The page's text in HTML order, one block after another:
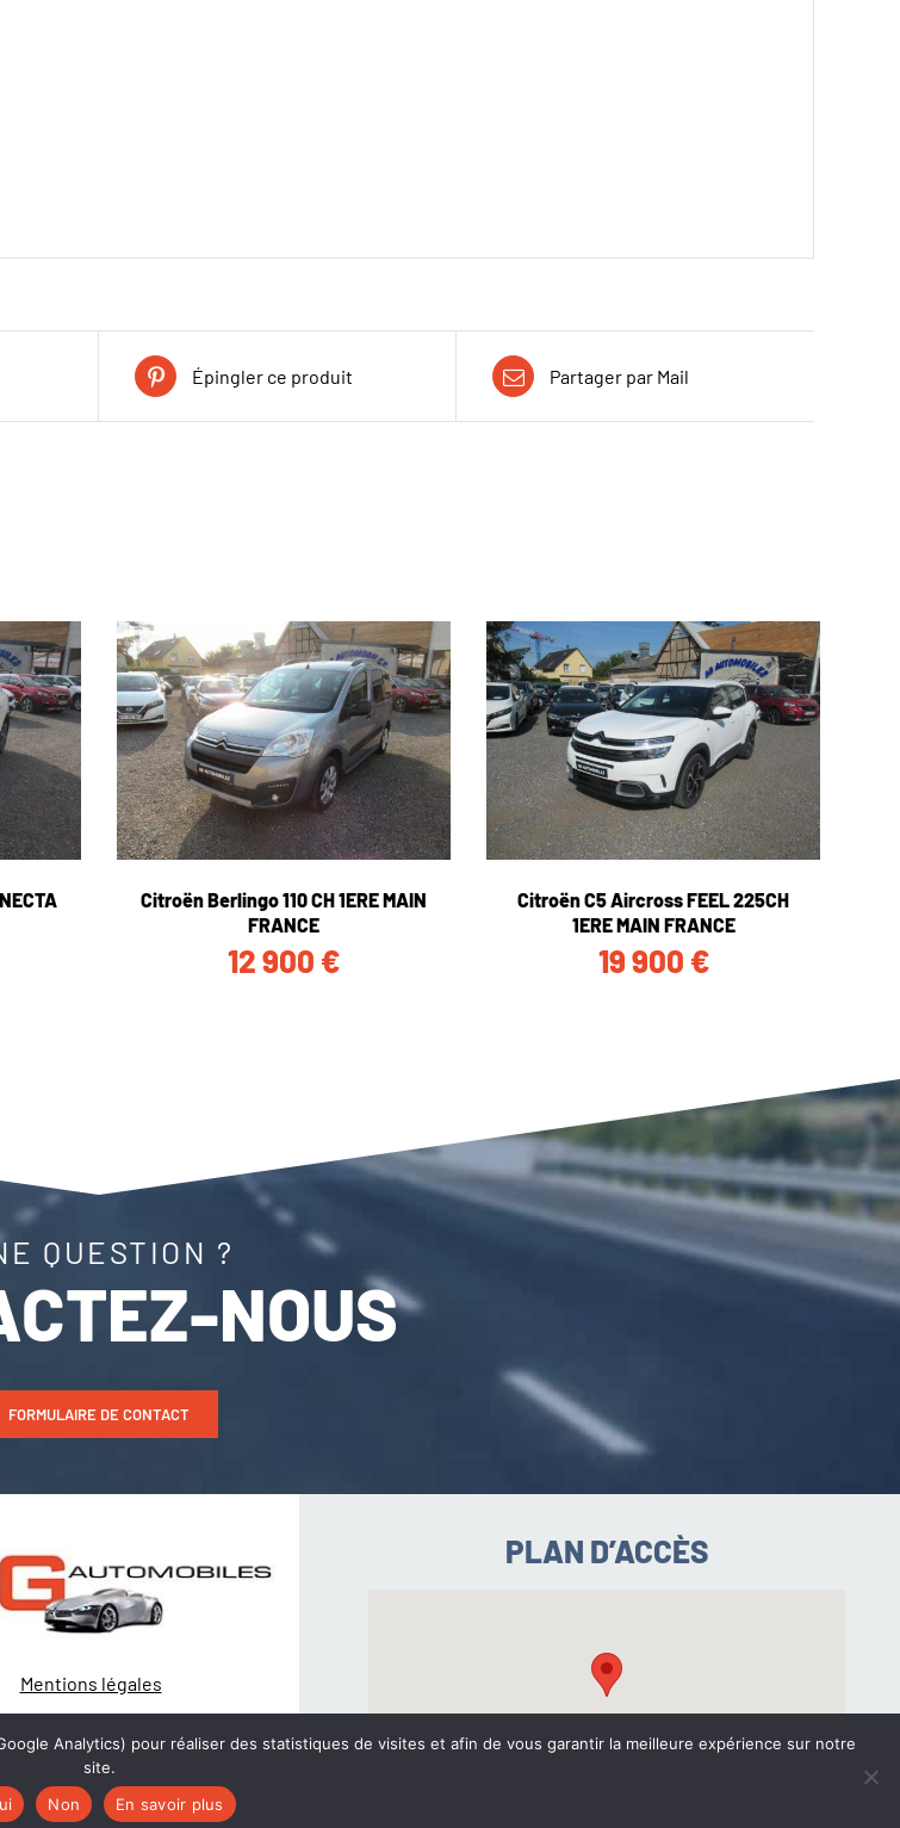
Épingler ce produit Partager par Mail
Citroën Berlingo 110 CH 1ERE MAIN
FRANCE
12 900 €
Citroën C5 Aircross FEEL 225CH
1ERE MAIN FRANCE
19 900 €
QUESTION ?
NOUS
FORMULAIRE DE CONTACT
Mentions légales
de Confidentialité
© Création wiwacom
PLAN D’ACCÈS
Analytics) pour réaliser des statistiques de visites et afin de vous garantir la meilleure expérience sur notre
site.
Non En savoir plus